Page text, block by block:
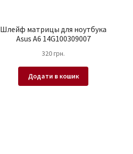
Шлейф матрицы для ноутбука
Asus A6 14G100309007
320грн.
Додати в кошик